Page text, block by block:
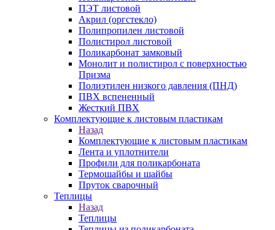
ПЭТ листовой
Акрил (оргстекло)
Полипропилен листовой
Полистирол листовой
Поликарбонат замковый
Монолит и полистирол с поверхностью
Призма
Полиэтилен низкого давления (ПНД)
ПВХ вспененный
Жесткий ПВХ
Комплектующие к листовым пластикам
Назад
Комплектующие к листовым пластикам
Лента и уплотнители
Профили для поликарбоната
Термошайбы и шайбы
Пруток сварочный
Теплицы
Назад
Теплицы